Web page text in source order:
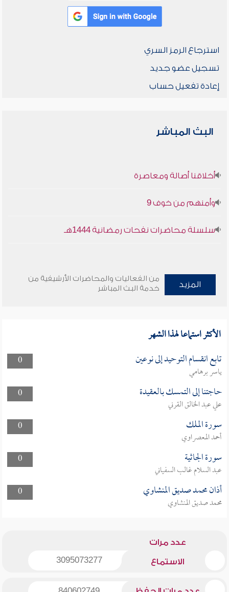
استرجاع الرمز السري
تسجيل عضو جديد
إعادة تفعيل حساب
البث المباشر
أخلاقنا أصالة ومعاصرة
وأمنهم من خوف 9
سلسلة محاضرات نفحات رمضانية 1444هـ
المزيد
من الفعاليات والمحاضرات الأرشيفية من
خدمة البث المباشر
الأكثر استماعا لهذا الشهر
0 تابع انقسام التوحيد إلى نوعين
ياسر برهامي
0
حاجتنا إلى التمسك بالعقيدة
علي عبد الخالق القرني
0
سورة الملك
أحمد المعصراوي
0
سورة الجاثية
عبد السلام غالب السفياني
0
أذان محمد صديق المنشاوي
محمد صديق المنشاوي
عدد مرات
الاستماع 3095073277